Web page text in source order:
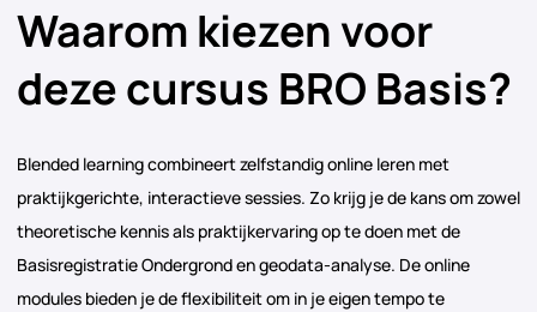
Waarom kiezen voor
deze cursus BRO Basis?
Blended learning combineert zelfstandig online leren met
praktijkgerichte, interactieve sessies. Zo krijg je de kans om zowel
theoretische kennis als praktijkervaring op te doen met de
Basisregistratie Ondergrond en geodata-analyse. De online
modules bieden je de flexibiliteit om in je eigen tempo te